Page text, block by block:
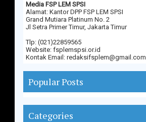
Media FSP LEM SPSI
Alamat: Kantor DPP FSP LEM SPSI
Grand Mutiara Platinum No. 2
Jl Setra Primer Timur, Jakarta Timur
Tlp: (021)22859565
Website: fsplemspsi.or.id
Kontak Email: redaksifsplem@gmail.com
Popular Posts
Categories